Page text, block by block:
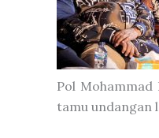
Pol
tamu undangan